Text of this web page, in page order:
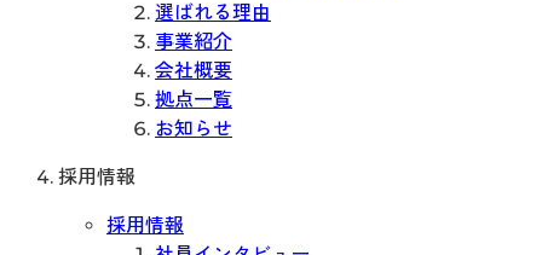
選ばれる理由
事業紹介
会社概要
拠点一覧
お知らせ
採用情報
採用情報